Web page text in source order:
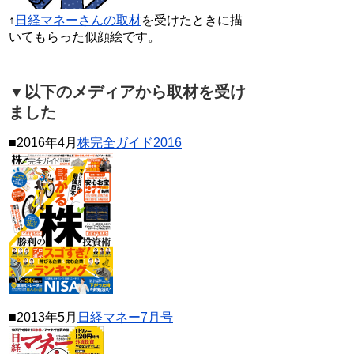
↑ 日経マネーさんの取材を受けたときに描
いてもらった似顔絵です。
▼以下のメディアから取材を受け
ました
■2016年4月 株完全ガイド2016
■2013年5月 日経マネー7月号